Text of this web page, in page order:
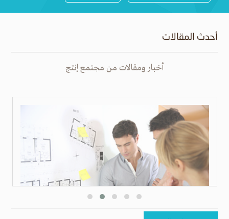
أحدث المقالات
أخبار ومقالات من مجتمع إنتج